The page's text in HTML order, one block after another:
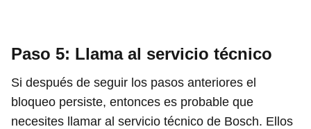
Paso 5: Llama al servicio técnico
Si después de seguir los pasos anteriores el
bloqueo persiste, entonces es probable que
necesites llamar al servicio técnico de Bosch. Ellos